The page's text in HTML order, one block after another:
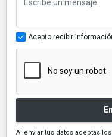
Acepto recibir
Al enviar tus datos aceptas los